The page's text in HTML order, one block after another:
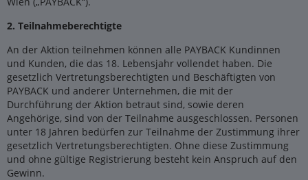
2. Teilnahmeberechtigte
An der Aktion teilnehmen können alle PAYBACK Kundinnen
und Kunden, die das 18. Lebensjahr vollendet haben. Die
gesetzlich Vertretungsberechtigten und Beschäftigten von
PAYBACK und anderer Unternehmen, die mit der
Durchführung der Aktion betraut sind, sowie deren
Angehörige, sind von der Teilnahme ausgeschlossen. Personen
unter 18 Jahren bedürfen zur Teilnahme der Zustimmung ihrer
gesetzlich Vertretungsberechtigten. Ohne diese Zustimmung
und ohne gültige Registrierung besteht kein Anspruch auf den
Gewinn.